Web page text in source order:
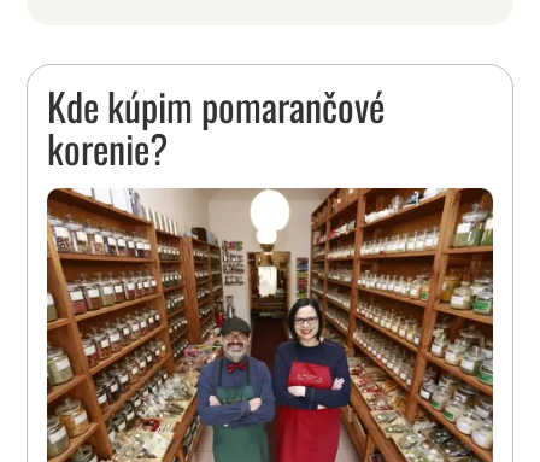
Kde kúpim pomarančové
korenie?